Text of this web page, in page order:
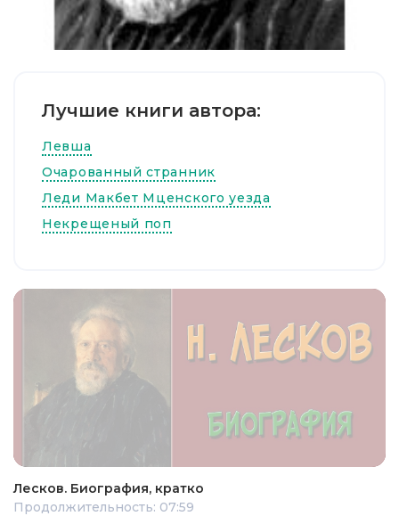
Лучшие книги автора:
Левша
Очарованный странник
Леди Макбет Мценского уезда
Некрещеный поп
Лесков. Биография, кратко
Продолжительность: 07:59